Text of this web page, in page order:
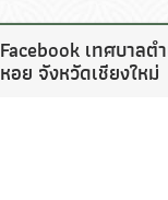
Facebook เทศบาลต
หอย จังหวัดเชียงใหม่